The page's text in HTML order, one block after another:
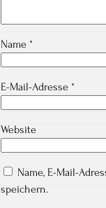
Name *
E-Mail-Adresse *
Website
Name, E-Mail-
speichern.